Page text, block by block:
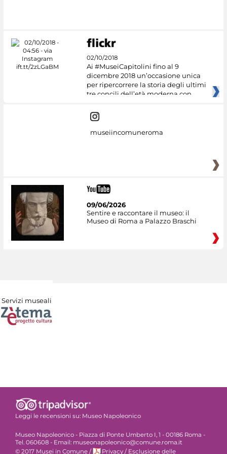
02/10/2018
Ai #MuseiCapitolini fino al 9
dicembre 2018 un’occasione unica
per ripercorrere la storia degli ultimi
tre concili dell’età moderna con
museiincomuneroma
09/06/2026
Sentire e raccontare il museo: il
Museo di Roma a Palazzo Braschi
Servizi museali
Leggi le recensioni su: Museo Napoleonico
Museo Napoleonico - Piazza di Ponte Umberto I, 1 - 00186 Roma -
Tel. 060608 - Email: museonapoleonico@comune.roma.it
© 2017 Musei in Comune / Privacy / Esclusione delle